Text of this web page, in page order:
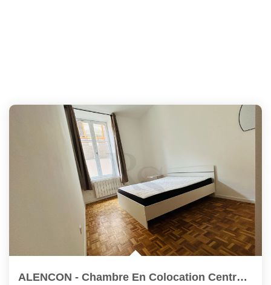
ALENCON - Chambre En Colocation Centre Ville D'Alençon